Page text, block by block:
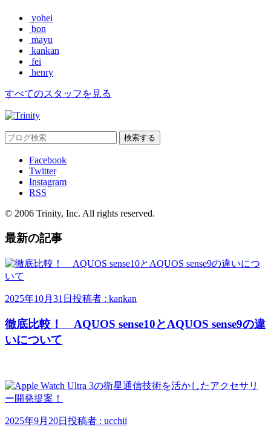
yohei
bon
mayu
kankan
fei
henry
すべてのスタッフを見る
Facebook
Twitter
Instagram
RSS
© 2006 Trinity, Inc. All rights reserved.
最新の記事
2025年10月31日 投稿者 : kankan
徹底比較！ AQUOS sense10とAQUOS sense9の違
いについて
2025年9月20日 投稿者 : ucchii